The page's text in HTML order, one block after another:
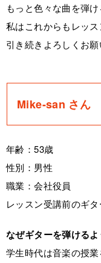
もっと色々な曲を弾
私はこれからもレッス
引き続きよろしくお願
Mike-san さん
年齢：53歳
性別：男性
職業：会社役員
レッスン受講前のギ
なぜギターを弾ける
学生時代は音楽の授